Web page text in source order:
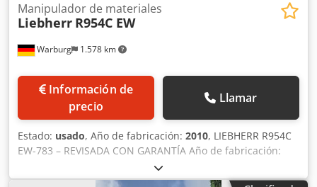
Warburg 1.578 km
Manipulador de materiales
Liebherr R954C EW
Información de
precio
Llamar
Estado: usado, Año de fabricación: 2010, LIEBHERR R954C
EW-783 – REVISADA CON GARANTÍA Año de fabricación:
2010 Motor: LIEBHERR TIER 3 Dcjdpfx Ameyxdxbsrsk Peso
operativo: 69.000 kg Protección reforzada del bastidor